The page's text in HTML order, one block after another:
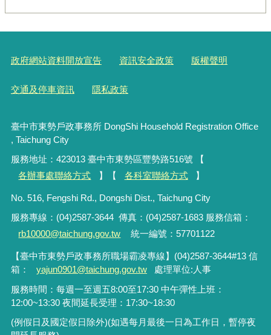
政府網站資料開放宣告 資訊安全政策 版權聲明
交通及停車資訊 隱私政策
臺中市東勢戶政事務所 DongShi Household Registration Office
, Taichung City
服務地址：423013 臺中市東勢區豐勢路516號 【
各辦事處聯絡方式
】【 各科室聯絡方式 】
No. 516, Fengshi Rd., Dongshi Dist., Taichung City
服務專線：(04)2587-3644 傳真： (04)2587-1683服務信箱：
rb10000@taichung.gov.tw
統一編號：57701122
【臺中市東勢戶政事務所職場霸凌專線】(04)2587-3644#13 信
箱：
yajun0901@taichung.gov.tw
處理單位:人事
服務時間：每週一至週五8:00至17:30 中午彈性上班：
12:00~13:30 夜間延長受理：17:30~18:30
(例假日及國定假日除外)(如遇每月最後一日為工作日，暫停夜